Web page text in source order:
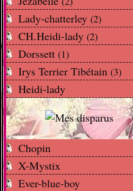
Lady-chatterley (2)
CH.Heidi-lady (2)
Dorssett (1)
Irys Terrier Tibétain (3)
Heidi-lady
Chopin
X-Mystix
Ever-blue-boy